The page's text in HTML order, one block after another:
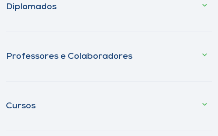
Diplomados
Professores e Colaboradores
Cursos